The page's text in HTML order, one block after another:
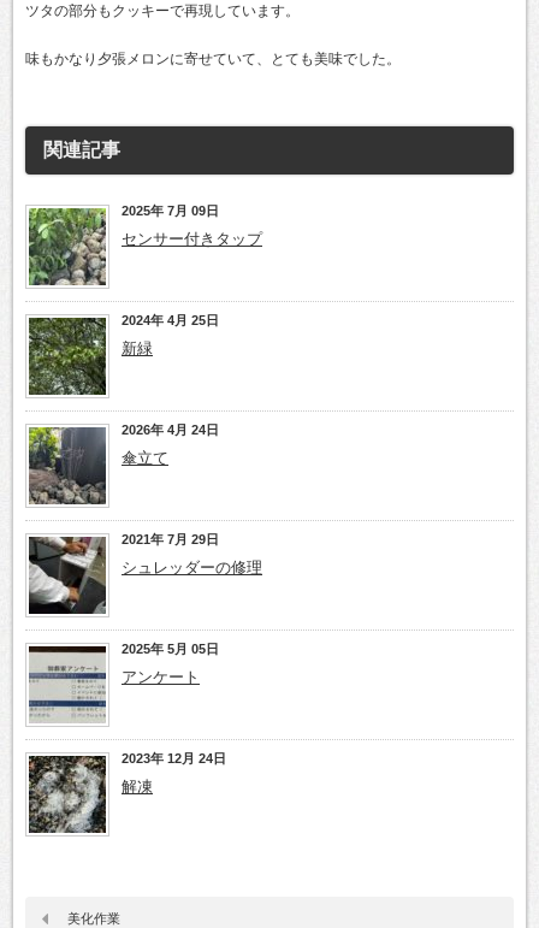
ツタの部分もクッキーで再現しています。
味もかなり夕張メロンに寄せていて、とても美味でした。
関連記事
2025年 7月 09日
センサー付きタップ
2024年 4月 25日
新緑
2026年 4月 24日
傘立て
2021年 7月 29日
シュレッダーの修理
2025年 5月 05日
アンケート
2023年 12月 24日
解凍
美化作業